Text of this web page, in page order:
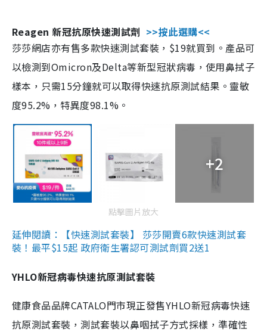
Reagen 新冠抗原快速測試劑 >>按此選購<<
莎莎網店亦有售多款快速測試套裝，$19就買到。產品可
以檢測到Omicron及Delta等新型冠狀病毒，使用鼻拭子
樣本，只需15分鐘就可以取得快速抗原測試結果。靈敏
度95.2%，特異度98.1%。
+2
點擊圖片放大
延伸閱讀：【快速測試套裝】 莎莎開賣6款快速測試套
裝！最平$15起 政府衛生署認可測試劑買2送1
YHLO新冠病毒快速抗原測試套裝
健康食品品牌CATALO門市現正發售YHLO新冠病毒快速
抗原測試套裝，測試套裝以鼻咽拭子方式採樣，準確性